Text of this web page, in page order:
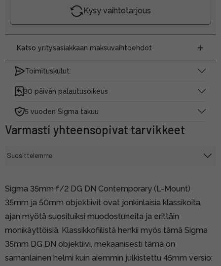
Kysy vaihtotarjous
Katso yritysasiakkaan maksuvaihtoehdot
Toimituskulut:
30 päivän palautusoikeus
5 vuoden Sigma takuu
Varmasti yhteensopivat tarvikkeet
Sigma 35mm f/2 DG DN Contemporary (L-Mount)
35mm ja 50mm objektiivit ovat jonkinlaisia klassikoita,
ajan myötä suosituiksi muodostuneita ja erittäin
monikäyttöisiä. Klassikkofiilistä henkii myös tämä Sigma
35mm DG DN objektiivi, mekaanisesti tämä on
samanlainen helmi kuin aiemmin julkistettu 45mm versio: